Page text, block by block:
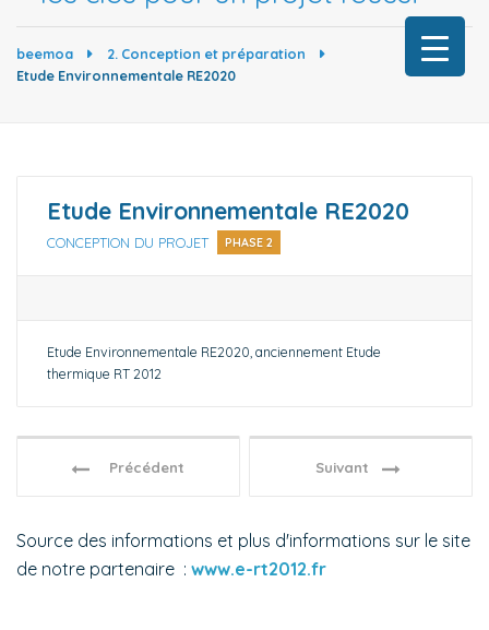
beemoa
2. Conception et préparation
Etude Environnementale RE2020
Etude Environnementale RE2020
CONCEPTION DU PROJET PHASE 2
Etude Environnementale RE2020, anciennement Etude
thermique RT 2012
Précédent Suivant
Source des informations et plus d'informations sur le site
de notre partenaire : www.e-rt2012.fr